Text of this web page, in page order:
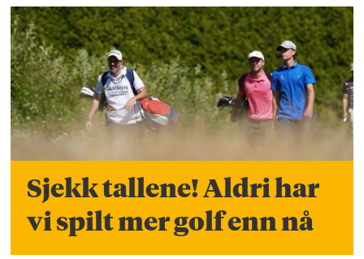
Sjekk tallene! Aldri har
vi spilt mer golf enn nå